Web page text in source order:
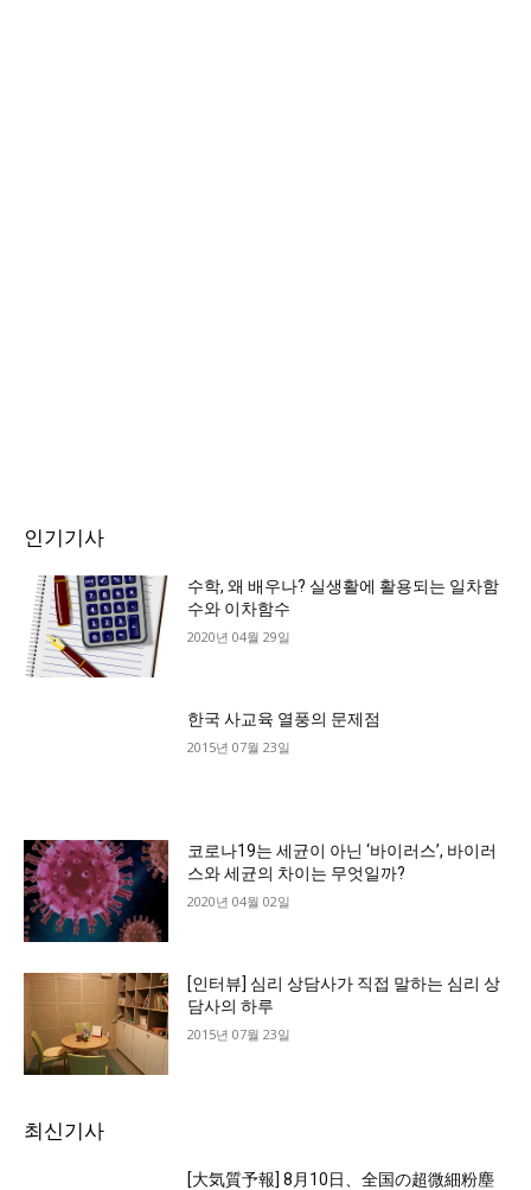
인기기사
수학, 왜 배우나? 실생활에 활용되는 일차함
수와 이차함수
2020년 04월 29일
한국 사교육 열풍의 문제점
2015년 07월 23일
코로나19는 세균이 아닌 ‘바이러스’, 바이러
스와 세균의 차이는 무엇일까?
2020년 04월 02일
[인터뷰] 심리 상담사가 직접 말하는 심리 상
담사의 하루
2015년 07월 23일
최신기사
[大気質予報] 8月10日、全国の超微細粉塵